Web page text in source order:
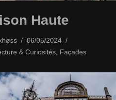
Haute
06/05/2024
& Curiosités, Façades